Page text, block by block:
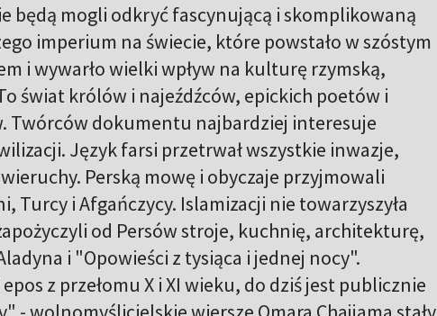
będą mogli odkryć fascynującą i skomplikowaną
imperium na świecie, które powstało w szóstym
i wywarło wielki wpływ na kulturę rzymską,
świat królów i najeźdźców, epickich poetów i
Twórców dokumentu najbardziej interesuje
Język farsi przetrwał wszystkie inwazje,
Perską mowę i obyczaje przyjmowali
Turcy i Afgańczycy. Islamizacji nie towarzyszyła
od Persów stroje, kuchnię, architekturę,
i "Opowieści z tysiąca i jednej nocy".
z przełomu X i XI wieku, do dziś jest publicznie